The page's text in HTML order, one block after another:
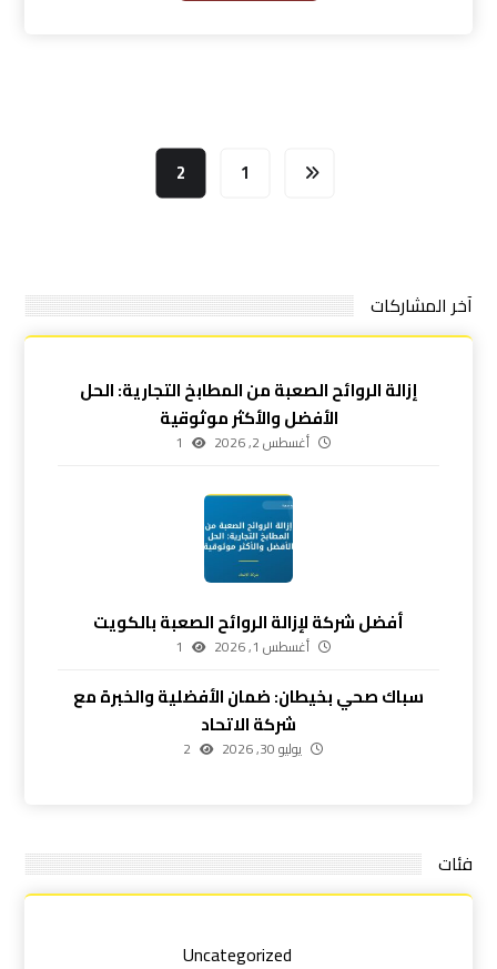
1
2
آخر المشاركات
إزالة الروائح الصعبة من المطابخ التجارية: الحل
الأفضل والأكثر موثوقية
أغسطس 2, 2026 1
أفضل شركة لإزالة الروائح الصعبة بالكويت
أغسطس 1, 2026 1
سباك صحي بخيطان: ضمان الأفضلية والخبرة مع
شركة الاتحاد
يوليو 30, 2026 2
فئات
Uncategorized